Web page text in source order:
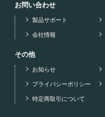
お問い合わせ
製品サポート
会社情報
その他
お知らせ
プライバシーポリシー
特定商取引について